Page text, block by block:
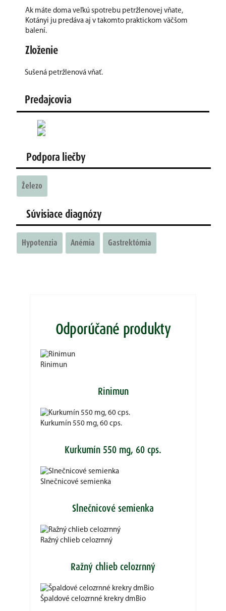
Ak máte doma veľkú spotrebu petržlenovej vňate,
Kotányi ju predáva aj v takomto praktickom väčšom
balení.
Zloženie
Sušená petržlenová vňať.
Predajcovia
Podpora liečby
Železo
Súvisiace diagnózy
Hypotenzia Anémia Gastrektómia
Odporúčané produkty
Rinimun
Rinimun
Kurkumín 550 mg, 60 cps.
Kurkumín 550 mg, 60 cps.
Slnečnicové semienka
Slnečnicové semienka
Ražný chlieb celozrnný
Ražný chlieb celozrnný
Špaldové celozrnné krekry dmBio